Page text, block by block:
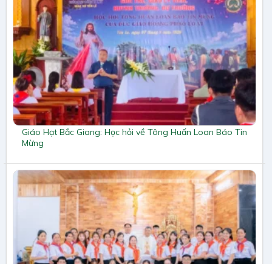
Giáo Hạt Bắc Giang: Học hỏi về Tông Huấn Loan Báo Tin
Mừng